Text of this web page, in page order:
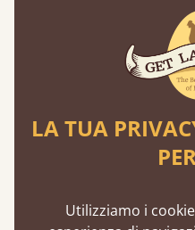
accessibile
produttore.
possibile
LA TUA
Utilizziamo i